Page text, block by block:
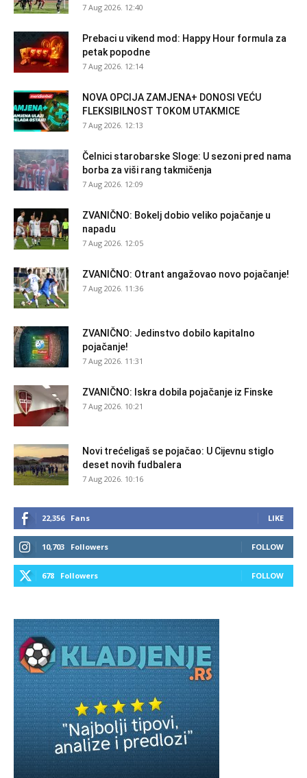
7 Aug 2026. 12:40
Prebaci u vikend mod: Happy Hour formula za
petak popodne
7 Aug 2026. 12:14
NOVA OPCIJA ZAMJENA+ DONOSI VEĆU
FLEKSIBILNOST TOKOM UTAKMICE
7 Aug 2026. 12:13
Čelnici starobarske Sloge: U sezoni pred nama
borba za viši rang takmičenja
7 Aug 2026. 12:09
ZVANIČNO: Bokelj dobio veliko pojačanje u
napadu
7 Aug 2026. 12:05
ZVANIČNO: Otrant angažovao novo pojačanje!
7 Aug 2026. 11:36
ZVANIČNO: Jedinstvo dobilo kapitalno
pojačanje!
7 Aug 2026. 11:31
ZVANIČNO: Iskra dobila pojačanje iz Finske
7 Aug 2026. 10:21
Novi trećeligaš se pojačao: U Cijevnu stiglo
deset novih fudbalera
7 Aug 2026. 10:16
22,356 Fans LIKE
10,703 Followers FOLLOW
678 Followers FOLLOW